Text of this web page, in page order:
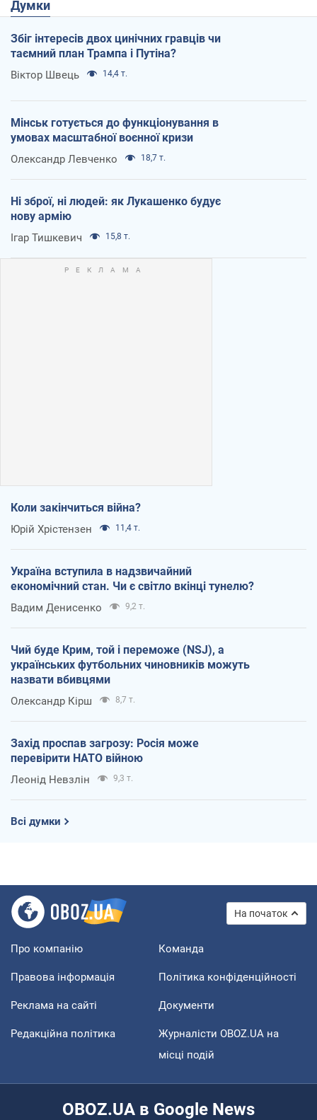
Думки
Збіг інтересів двох цинічних гравців чи
таємний план Трампа і Путіна?
Віктор Швець 14,4 т.
Мінськ готується до функціонування в
умовах масштабної воєнної кризи
Олександр Левченко 18,7 т.
Ні зброї, ні людей: як Лукашенко будує
нову армію
Ігар Тишкевич 15,8 т.
Коли закінчиться війна?
Юрій Хрістензен 11,4 т.
Україна вступила в надзвичайний
економічний стан. Чи є світло вкінці тунелю?
Вадим Денисенко 9,2 т.
Чий буде Крим, той і переможе (NSJ), а
українських футбольних чиновників можуть
назвати вбивцями
Олександр Кірш 8,7 т.
Захід проспав загрозу: Росія може
перевірити НАТО війною
Леонід Невзлін 9,3 т.
Всі думки
На початок
Про компанію Команда
Правова інформація Політика конфіденційності
Реклама на сайті Документи
Редакційна політика
Журналісти OBOZ.UA на
місці подій
OBOZ.UA в Google News